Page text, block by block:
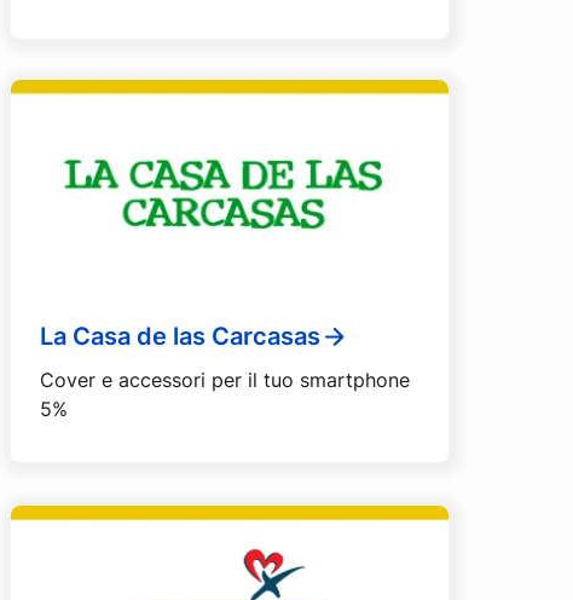
La Casa de las Carcasas
Cover e accessori per il tuo smartphone
5%